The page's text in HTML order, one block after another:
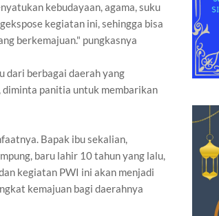
kebudayaan, agama, suku
kegiatan ini, sehingga bisa
berkemajuan." pungkasnya
dari berbagai daerah yang
diminta panitia untuk membarikan
Bapak ibu sekalian,
baru lahir 10 tahun yang lalu,
kegiatan PWI ini akan menjadi
kemajuan bagi daerahnya